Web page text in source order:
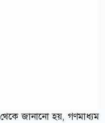
জানানো হয়, গণমাধ্যম